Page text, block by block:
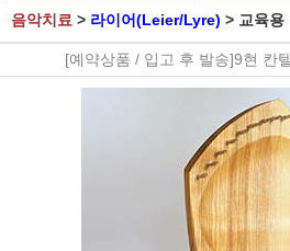
음악치료 > 라이어(Leier/Lyre) > 교육용
[예약상품 / 입고 후 발송]9현 칸